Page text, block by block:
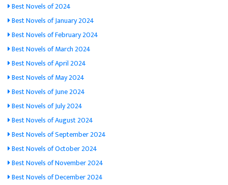
Best Novels of 2024
Best Novels of January 2024
Best Novels of February 2024
Best Novels of March 2024
Best Novels of April 2024
Best Novels of May 2024
Best Novels of June 2024
Best Novels of July 2024
Best Novels of August 2024
Best Novels of September 2024
Best Novels of October 2024
Best Novels of November 2024
Best Novels of December 2024